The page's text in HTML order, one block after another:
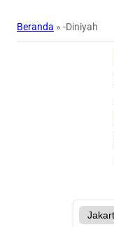
Beranda » -Diniyah